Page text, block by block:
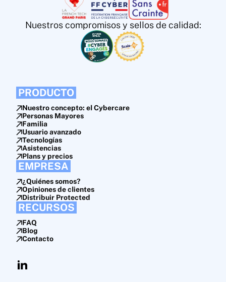
Nuestros compromisos y sellos de calidad:
PRODUCTO
Nuestro concepto: el Cybercare
Personas Mayores
Familia
Usuario avanzado
Tecnologías
Asistencias
Plans y precios
EMPRESA
¿Quiénes somos?
Opiniones de clientes
Distribuir Protected
RECURSOS
FAQ
Blog
Contacto